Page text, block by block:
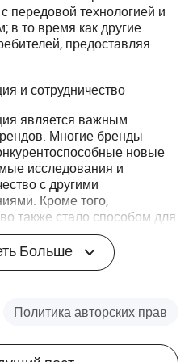
передовой технологией и
в то время как другие
предоставляя
и сотрудничество
является важным
Многие бренды
новые
исследования и
с другими
Кроме того,
также стало способом для
долю рынка.
Крупные бренды
позицию на рынке через
и т. д., в то
бренды должны найти
Больше
Политика авторских прав